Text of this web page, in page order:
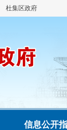
杜集区政府
信息公开